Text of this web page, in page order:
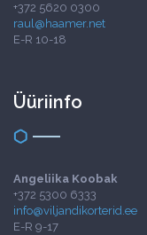
+372 5620 0300
raul@haamer.net
E-R 10-18
Üüriinfo
Angeliika Koobak
+372 5300 6333
info@viljandikorterid.ee
E-R 9-17